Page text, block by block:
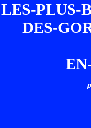
LES-PLUS-
DES-